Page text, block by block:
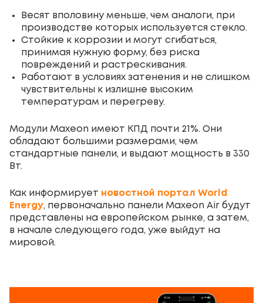
Весят вполовину меньше, чем аналоги, при
производстве которых используется стекло.
Стойкие к коррозии и могут сгибаться,
принимая нужную форму, без риска
повреждений и растрескивания.
Работают в условиях затенения и не слишком
чувствительны к излишне высоким
температурам и перегреву.
Модули Maxeon имеют КПД почти 21%. Они
обладают большими размерами, чем
стандартные панели, и выдают мощность в 330
Вт.
Как информирует новостной портал World
Energy, первоначально панели Maxeon Air будут
представлены на европейском рынке, а затем,
в начале следующего года, уже выйдут на
мировой.